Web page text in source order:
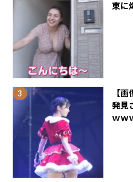
東に
【
発見
ｗｗ